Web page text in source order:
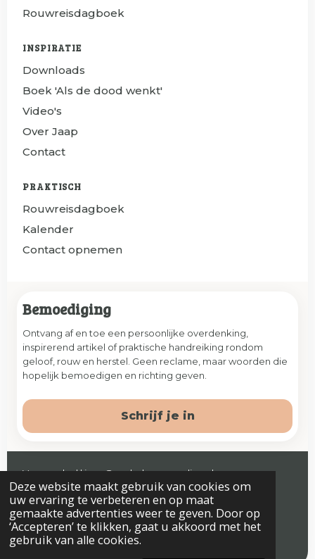
Deze website maakt gebruik van cookies om
uw ervaring te verbeteren en op maat
gemaakte advertenties weer te geven. Door op
‘Accepteren’ te klikken, gaat u akkoord met het
gebruik van alle cookies.
Rouwreisdagboek
INSPIRATIE
Downloads
Boek 'Als de dood wenkt'
Video's
Over Jaap
Contact
PRAKTISCH
Rouwreisdagboek
Kalender
Contact opnemen
Bemoediging
Ontvang af en toe een persoonlijke overdenking,
inspirerend artikel of praktische handreiking rondom
geloof, rouw en herstel. Geen reclame, maar woorden die
hopelijk bemoedigen en richting geven.
Schrijf je in
Veenendaal | jaap@prelude-counseling.nl
© 2026 Prelude. Alle rechten voorbehouden.
Algemene voorwaardenPrivacyverklaring & Disclaimer